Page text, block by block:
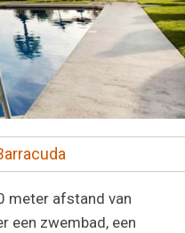
meter afstand van
een zwembad, een